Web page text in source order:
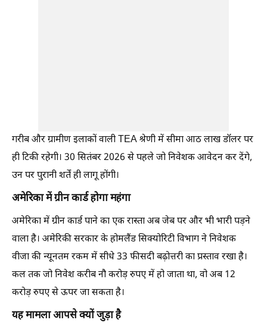
गरीब और ग्रामीण इलाकों वाली TEA श्रेणी में सीमा आठ लाख डॉलर पर
ही टिकी रहेगी। 30 सितंबर 2026 से पहले जो निवेशक आवेदन कर देंगे,
उन पर पुरानी शर्तें ही लागू होंगी।
अमेरिका में ग्रीन कार्ड होगा महंगा
अमेरिका में ग्रीन कार्ड पाने का एक रास्ता अब जेब पर और भी भारी पड़ने
वाला है। अमेरिकी सरकार के होमलैंड सिक्योरिटी विभाग ने निवेशक
वीजा की न्यूनतम रकम में सीधे 33 फीसदी बढ़ोत्तरी का प्रस्ताव रखा है।
कल तक जो निवेश करीब नौ करोड़ रुपए में हो जाता था, वो अब 12
करोड़ रुपए से ऊपर जा सकता है।
यह मामला आपसे क्यों जुड़ा है